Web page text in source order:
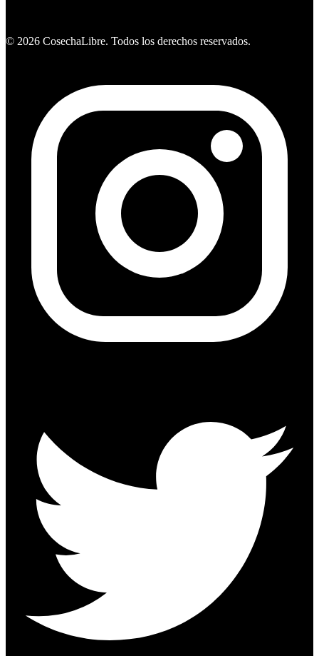
© 2026 CosechaLibre. Todos los derechos reservados.